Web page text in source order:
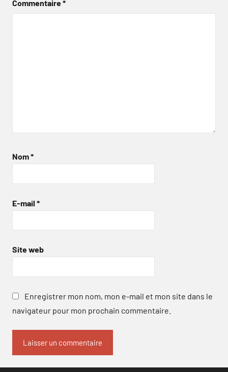
Commentaire*
Nom*
E-mail *
Site web
Enregistrer mon nom, mon e-mail et mon site dans le
navigateur pour mon prochain commentaire.